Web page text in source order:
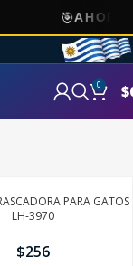
AHORAENVÍOS
0 $
PARA GATOS
LH-3970
$256